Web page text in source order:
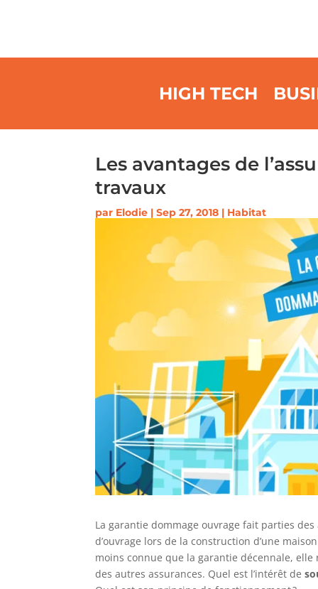
HIGH TECH
Les avantages de
travaux
par Elodie |Sep 27, 2018 | Habitat
La garantie dommage ouvrage fait parties
d’ouvrage lors de la construction d’une
moins connue que la garantie décennale,
des autres assurances. Quel est l’intérêt de